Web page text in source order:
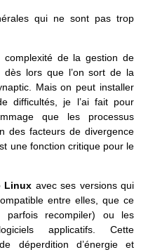
qui ne sont pas trop
de la gestion de
dès lors que l’on sort de la
Mais on peut installer
difficultés, je l’ai fait pour
que les processus
des facteurs de divergence
une fonction critique pour le
Linux avec ses versions qui
entre elles, que ce
recompiler) ou les
applicatifs. Cette
déperdition d’énergie et